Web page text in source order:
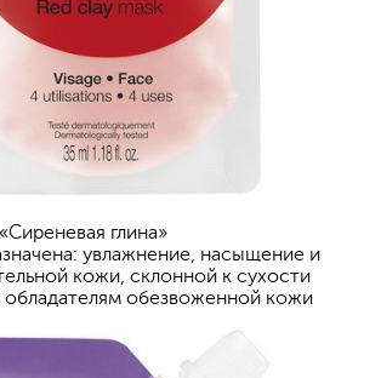
глина»
увлажнение, насыщение и
кожи, склонной к сухости
обезвоженной кожи